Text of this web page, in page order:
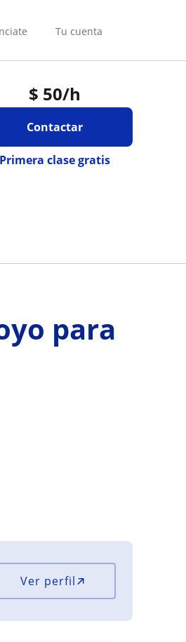
Tu cuenta
$ 50/h
Contactar
Primera clase gratis
para
Ver perfil